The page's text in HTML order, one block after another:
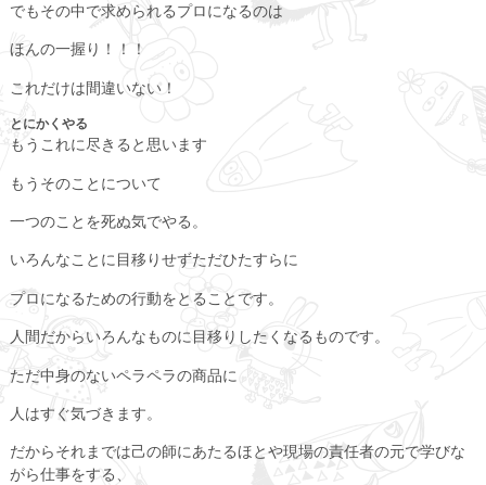
でもその中で求められるプロになるのは
ほんの一握り！！！
これだけは間違いない！
とにかくやる
もうこれに尽きると思います
もうそのことについて
一つのことを死ぬ気でやる。
いろんなことに目移りせずただひたすらに
プロになるための行動をとることです。
人間だからいろんなものに目移りしたくなるものです。
ただ中身のないペラペラの商品に
人はすぐ気づきます。
だからそれまでは己の師にあたるほとや現場の責任者の元で学びな
がら仕事をする、